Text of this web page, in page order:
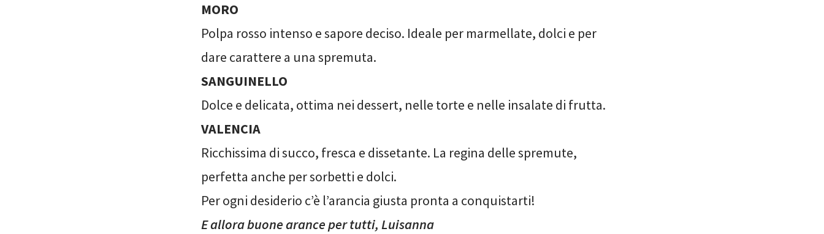
MORO
Polpa rosso intenso e sapore deciso. Ideale per marmellate, dolci e per
dare carattere a una spremuta.
SANGUINELLO
Dolce e delicata, ottima nei dessert, nelle torte e nelle insalate di frutta.
VALENCIA
Ricchissima di succo, fresca e dissetante. La regina delle spremute,
perfetta anche per sorbetti e dolci.
Per ogni desiderio c’è l’arancia giusta pronta a conquistarti!
E allora buone arance per tutti, Luisanna